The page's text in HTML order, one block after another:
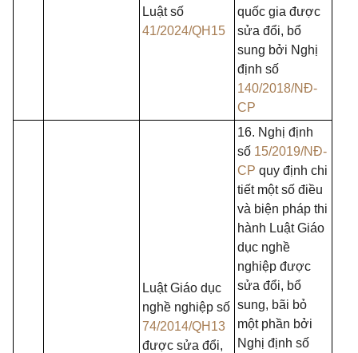
Luật số
41/2024/QH15
quốc gia được
sửa đổi, bổ
sung bởi Nghị
định số
140/2018/NĐ-
CP
Luật Giáo dục
nghề nghiệp số
74/2014/QH13
được sửa đổi,
16. Nghị định
số 15/2019/NĐ-
CP quy định chi
tiết một số điều
và biện pháp thi
hành Luật Giáo
dục nghề
nghiệp được
sửa đổi, bổ
sung, bãi bỏ
một phần bởi
Nghị định số